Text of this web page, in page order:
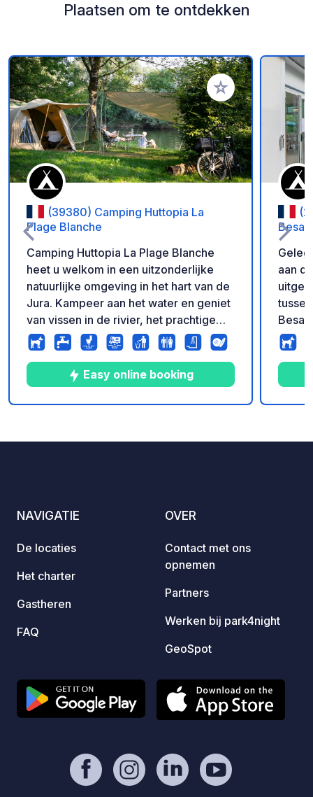
Plaatsen om te ontdekken
Voeg toe aan je
(39380) Camping Huttopia La
Plage Blanche
Camping Huttopia La Plage Blanche
heet u welkom in een uitzonderlijke
natuurlijke omgeving in het hart van de
Jura. Kampeer aan het water en geniet
van vissen in de rivier, het prachtige
zwembad en de rust van deze
familiecamping waar rust heerst.
Profiteer van de vele Huttopia-
diensten: bakkerij en ontbijt,
zelfgemaakte pizza's, verhuur van
Easy online booking
aan
van
van
NAVIGATIE
De locaties
Het charter
Gastheren
FAQ
OVER
Contact met ons
opnemen
Partners
Werken bij park4night
GeoSpot